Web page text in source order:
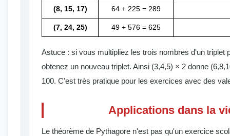
(8, 15, 17) 64 + 225 = 289
(7, 24, 25) 49 + 576 = 625
Astuce : si vous multipliez les trois nombres d'un triplet
obtenez un nouveau triplet. Ainsi (3,4,5) × 2 donne
100. C'est très pratique pour les exercices avec des
Applications dans la
Le théorème de Pythagore n'est pas qu'un exercice